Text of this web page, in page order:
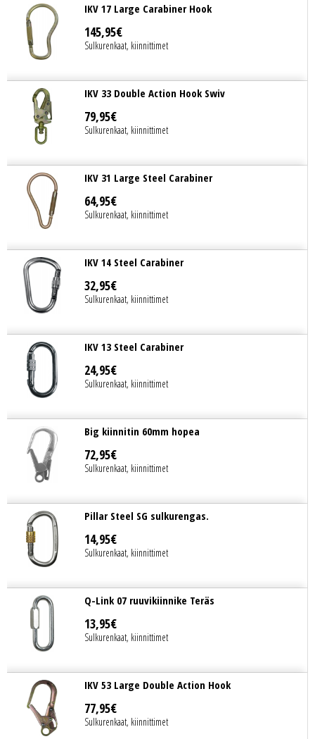
IKV 17 Large Carabiner Hook
145,95€
Sulkurenkaat, kiinnittimet
IKV 33 Double Action Hook Swiv
79,95€
Sulkurenkaat, kiinnittimet
IKV 31 Large Steel Carabiner
64,95€
Sulkurenkaat, kiinnittimet
IKV 14 Steel Carabiner
32,95€
Sulkurenkaat, kiinnittimet
IKV 13 Steel Carabiner
24,95€
Sulkurenkaat, kiinnittimet
Big kiinnitin 60mm hopea
72,95€
Sulkurenkaat, kiinnittimet
Pillar Steel SG sulkurengas.
14,95€
Sulkurenkaat, kiinnittimet
Q-Link 07 ruuvikiinnike Teräs
13,95€
Sulkurenkaat, kiinnittimet
IKV 53 Large Double Action Hook
77,95€
Sulkurenkaat, kiinnittimet